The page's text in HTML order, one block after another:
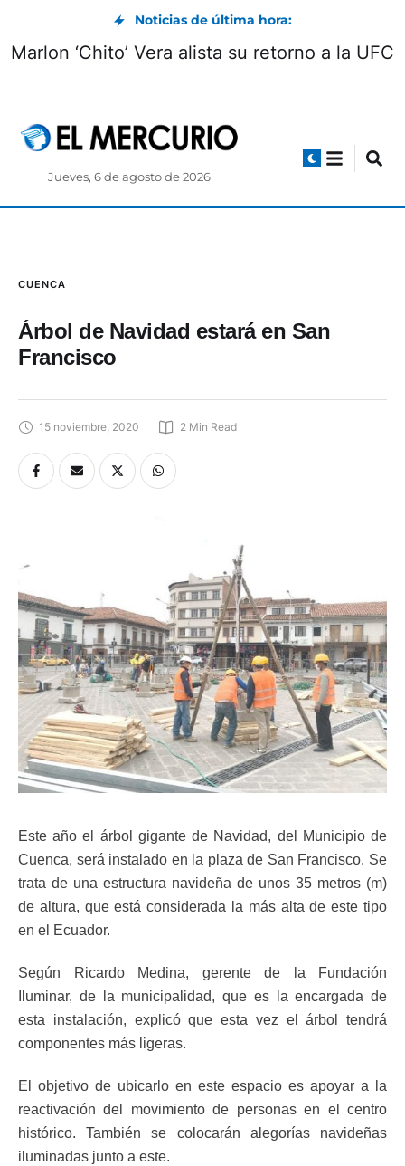
Noticias de última hora:
Marlon ‘Chito’ Vera alista su retorno a la UFC
Jueves, 6 de agosto de 2026
CUENCA
Árbol de Navidad estará en San
Francisco
15 noviembre, 2020 2 Min Read
Este año el árbol gigante de Navidad, del Municipio de
Cuenca, será instalado en la plaza de San Francisco. Se
trata de una estructura navideña de unos 35 metros (m)
de altura, que está considerada la más alta de este tipo
en el Ecuador.
Según Ricardo Medina, gerente de la Fundación
Iluminar, de la municipalidad, que es la encargada de
esta instalación, explicó que esta vez el árbol tendrá
componentes más ligeras.
El objetivo de ubicarlo en este espacio es apoyar a la
reactivación del movimiento de personas en el centro
histórico. También se colocarán alegorías navideñas
iluminadas junto a este.